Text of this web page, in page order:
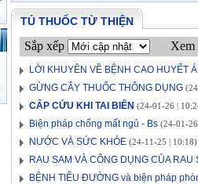
TỦ THUỐC TỪ THIỆN
Sắp xếp Xem
LỜI KHUYÊN VỀ BỆNH CAO HUYẾT
GỪNG CÂY THUỐC THÔNG DỤNG
CẤP CỨU KHI TAI BIẾN (24-01-26 |
Biện pháp chống mất ngủ - Bs (24-01-
NƯỚC VÀ SỨC KHỎE (24-11-25 | 10:18)
RAU SAM VÀ CÔNG DỤNG CỦA RAU
BỆNH TIỂU ĐƯỜNG và biện pháp